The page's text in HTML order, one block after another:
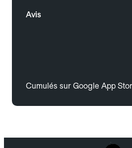
Avis
Cumulés sur Google App